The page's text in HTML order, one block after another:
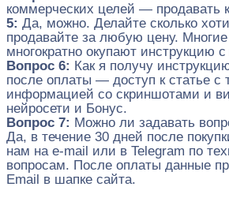
коммерческих целей — продавать
5: Да, можно. Делайте сколько
продавайте за любую цену. Многие
многократно окупают инструкцию с
Вопрос 6: Как я получу
после оплаты — доступ к статье с
информацией со скриншотами и
нейросети и Бонус.
Вопрос 7: Можно ли задавать
Да, в течение 30 дней после
нам на e-mail или в Telegram по
вопросам. После оплаты данные
Email в шапке сайта.